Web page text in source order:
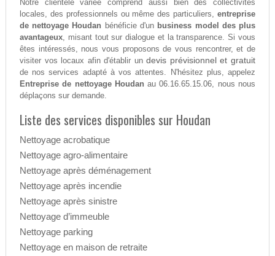
Notre clientèle variée comprend aussi bien des collectivités
locales, des professionnels ou même des particuliers,entreprise
de nettoyage Houdan bénéficie d'un business model des plus
avantageux, misant tout sur dialogue et la transparence. Si vous
êtes intéressés, nous vous proposons de vous rencontrer, et de
visiter vos locaux afin d'établir undevis prévisionnel et gratuit
de nos services adapté à vos attentes. N'hésitez plus, appelez
Entreprise de nettoyage Houdan au 06.16.65.15.06, nous nous
déplaçons sur demande.
Liste des services disponibles sur Houdan
Nettoyage acrobatique
Nettoyage agro-alimentaire
Nettoyage après déménagement
Nettoyage après incendie
Nettoyage après sinistre
Nettoyage d’immeuble
Nettoyage parking
Nettoyage en maison de retraite